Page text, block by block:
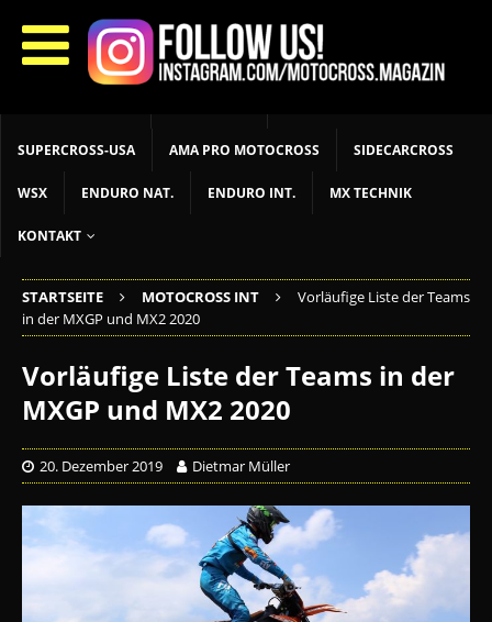
START LIVETIMING MX NEWS MX YOUTH
MX WOMEN MXGP ADAC MX MASTERS MOTOCROSS INT
SUPERCROSS-USA AMA PRO MOTOCROSS SIDECARCROSS
WSX ENDURO NAT. ENDURO INT. MX TECHNIK
KONTAKT
STARTSEITE MOTOCROSS INT
Vorläufige Liste der Teams
in der MXGP und MX2 2020
Vorläufige Liste der Teams in der
MXGP und MX2 2020
20. Dezember 2019 Dietmar Müller